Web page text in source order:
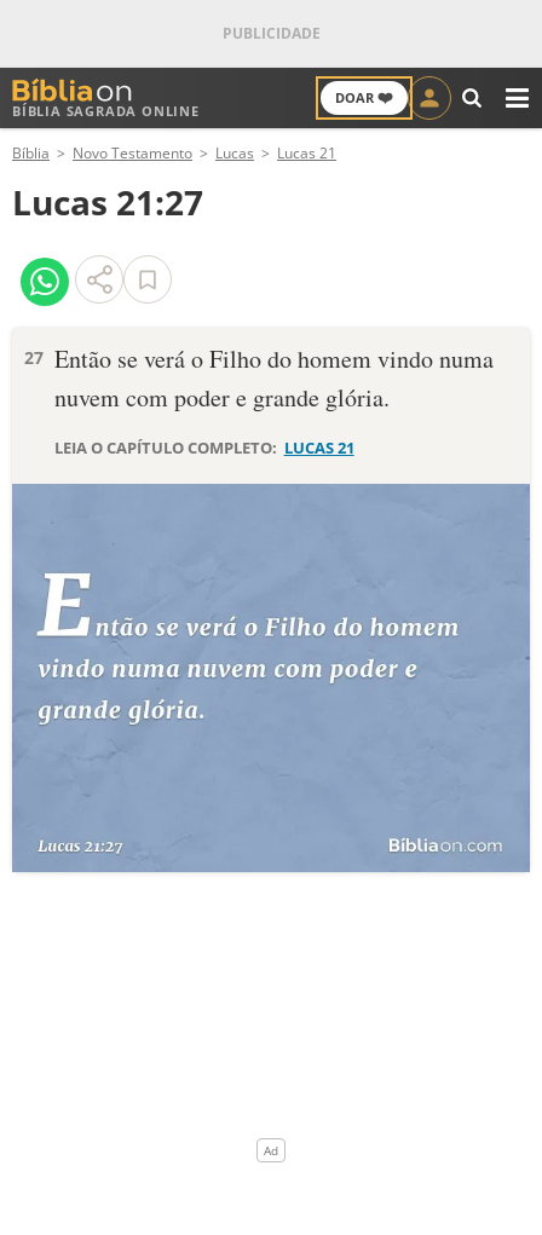
BÍBLIA SAGRADA ONLINE
DOAR ❤️
ANTIGO TESTAMENTO
NOVO TESTAMENTO
VERSÍCULOS
PALAVRA DO DIA
10 MANDAMENTOS
ESTUDOS BÍBLICOS
ESBOÇOS DE PREGAÇÃO
PERGUNTE À BÍBLIA
Bíblia Novo Testamento Lucas Lucas 21
Lucas 21:27
27 Então se verá o Filho do homem vindo numa
nuvem com poder e grande glória.
LEIA O CAPÍTULO COMPLETO: LUCAS 21